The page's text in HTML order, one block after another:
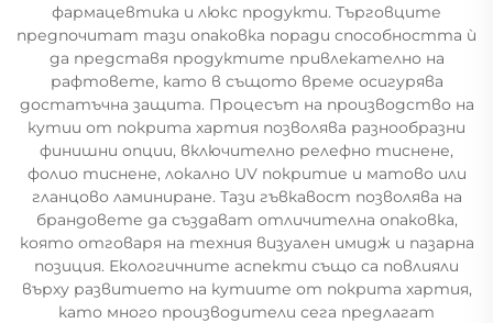
фармацевтика и люкс продукти. Търговците
предпочитат тази опаковка поради способността ѝ
да представя продуктите привлекателно на
рафтовете, като в същото време осигурява
достатъчна защита. Процесът на производство на
кутии от покрита хартия позволява разнообразни
финишни опции, включително релефно тиснене,
фолио тиснене, локално UV покритие и матово или
гланцово ламиниране. Тази гъвкавост позволява на
брандовете да създават отличителна опаковка,
която отговаря на техния визуален имидж и пазарна
позиция. Екологичните аспекти също са повлияли
върху развитието на кутиите от покрита хартия,
като много производители сега предлагат